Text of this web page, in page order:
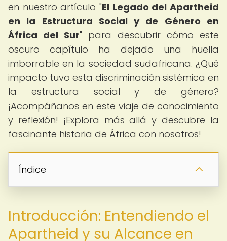
en nuestro artículo "El Legado del Apartheid
en la Estructura Social y de Género en
África del Sur" para descubrir cómo este
oscuro capítulo ha dejado una huella
imborrable en la sociedad sudafricana. ¿Qué
impacto tuvo esta discriminación sistémica en
la estructura social y de género?
¡Acompáñanos en este viaje de conocimiento
y reflexión! ¡Explora más allá y descubre la
fascinante historia de África con nosotros!
Índice
Introducción: Entendiendo el
Apartheid y su Alcance en